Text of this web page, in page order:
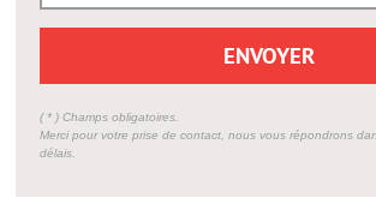
ENVOYER
( * ) Champs obligatoires.
Merci pour votre prise de contact, nous vous répondrons
délais.